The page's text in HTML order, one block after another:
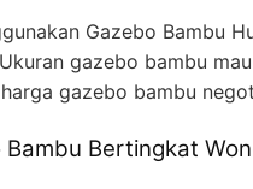
Gazebo Bambu
gazebo bambu
gazebo bambu
Bambu Bertingkat